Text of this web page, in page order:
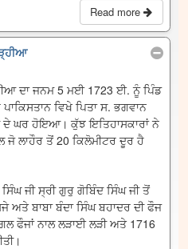
Read more
ਦਾ ਜਨਮ 5 ਮਈ 1723 ਈ. ਨੂੰ ਪਿੰਡ
ਵਿਖੇ ਪਿਤਾ ਸ. ਭਗਵਾਨ
ਦੇ ਘਰ ਹੋਇਆ। ਕੁੱਝ ਇਤਿਹਾਸਕਾਰਾਂ ਨੇ
ਜੋ ਲਾਹੌਰ ਤੋਂ 20 ਕਿਲੋਮੀਟਰ ਦੂਰ ਹੈ
ਜੀ ਸ੍ਰੀ ਗੁਰੁ ਗੋਬਿੰਦ ਸਿੰਘ ਜੀ ਤੋਂ
ਅਤੇ ਬਾਬਾ ਬੰਦਾ ਸਿੰਘ ਬਹਾਦਰ ਦੀ ਫੌਜ
ਫੌਜਾਂ ਨਾਲ ਲੜਾਈ ਲੜੀ ਅਤੇ 1716